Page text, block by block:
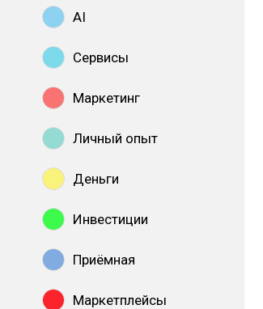
AI
Сервисы
Маркетинг
Личный опыт
Деньги
Инвестиции
Приёмная
Маркетплейсы